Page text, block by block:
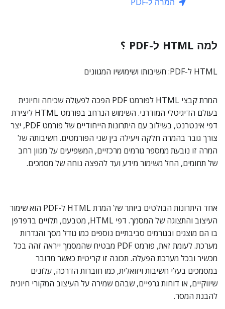
למה HTML ל-PDF ؟
HTML ל-PDF: חשיבותו ושימושיו המגוונים
המרת קבצי HTML לפורמט PDF הפכה לפעולה שכיחה וחיונית
בעולם הדיגיטלי המודרני. השימוש הנרחב בפורמט HTML ליצירת
דפי אינטרנט, בשילוב עם היתרונות הייחודיים של פורמט PDF, יצר
צורך גובר בהמרה חלקה ויעילה בין שני הפורמטים. חשיבותה של
המרה זו נובעת ממספר גורמים מרכזיים, המשפיעים על מגוון רחב
של תחומים, החל משימור מידע ועד להפצה נוחה של מסמכים.
אחד היתרונות הבולטים ביותר של המרת HTML ל-PDF הוא שימור
העיצוב והתצוגה של המסמך. דפי HTML, מטבעם, תלויים בדפדפן
בו הם מוצגים ובגורמים סביבתיים נוספים כמו גודל מסך והגדרות
מערכת. לעומת זאת, פורמט PDF מבטיח שהמסמך ייראה זהה בכל
מכשיר ובכל מערכת הפעלה. תכונה זו קריטית כאשר מדובר
במסמכים בעלי חשיבות ויזואלית, כמו חוברות הדרכה, עלונים
שיווקיים, או דוחות גרפיים, שבהם שמירה על העיצוב המקורי חיונית
להבנת המסר.